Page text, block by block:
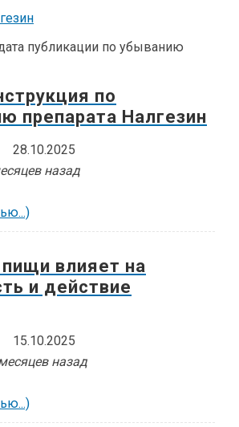
публикации по убыванию
по
препарата Налгезин
28.10.2025
назад
влияет на
и действие
15.10.2025
назад